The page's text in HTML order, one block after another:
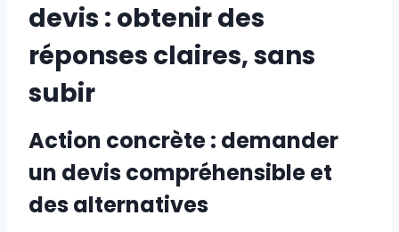
devis : obtenir des
réponses claires, sans
subir
Action concrète : demander
un devis compréhensible et
des alternatives